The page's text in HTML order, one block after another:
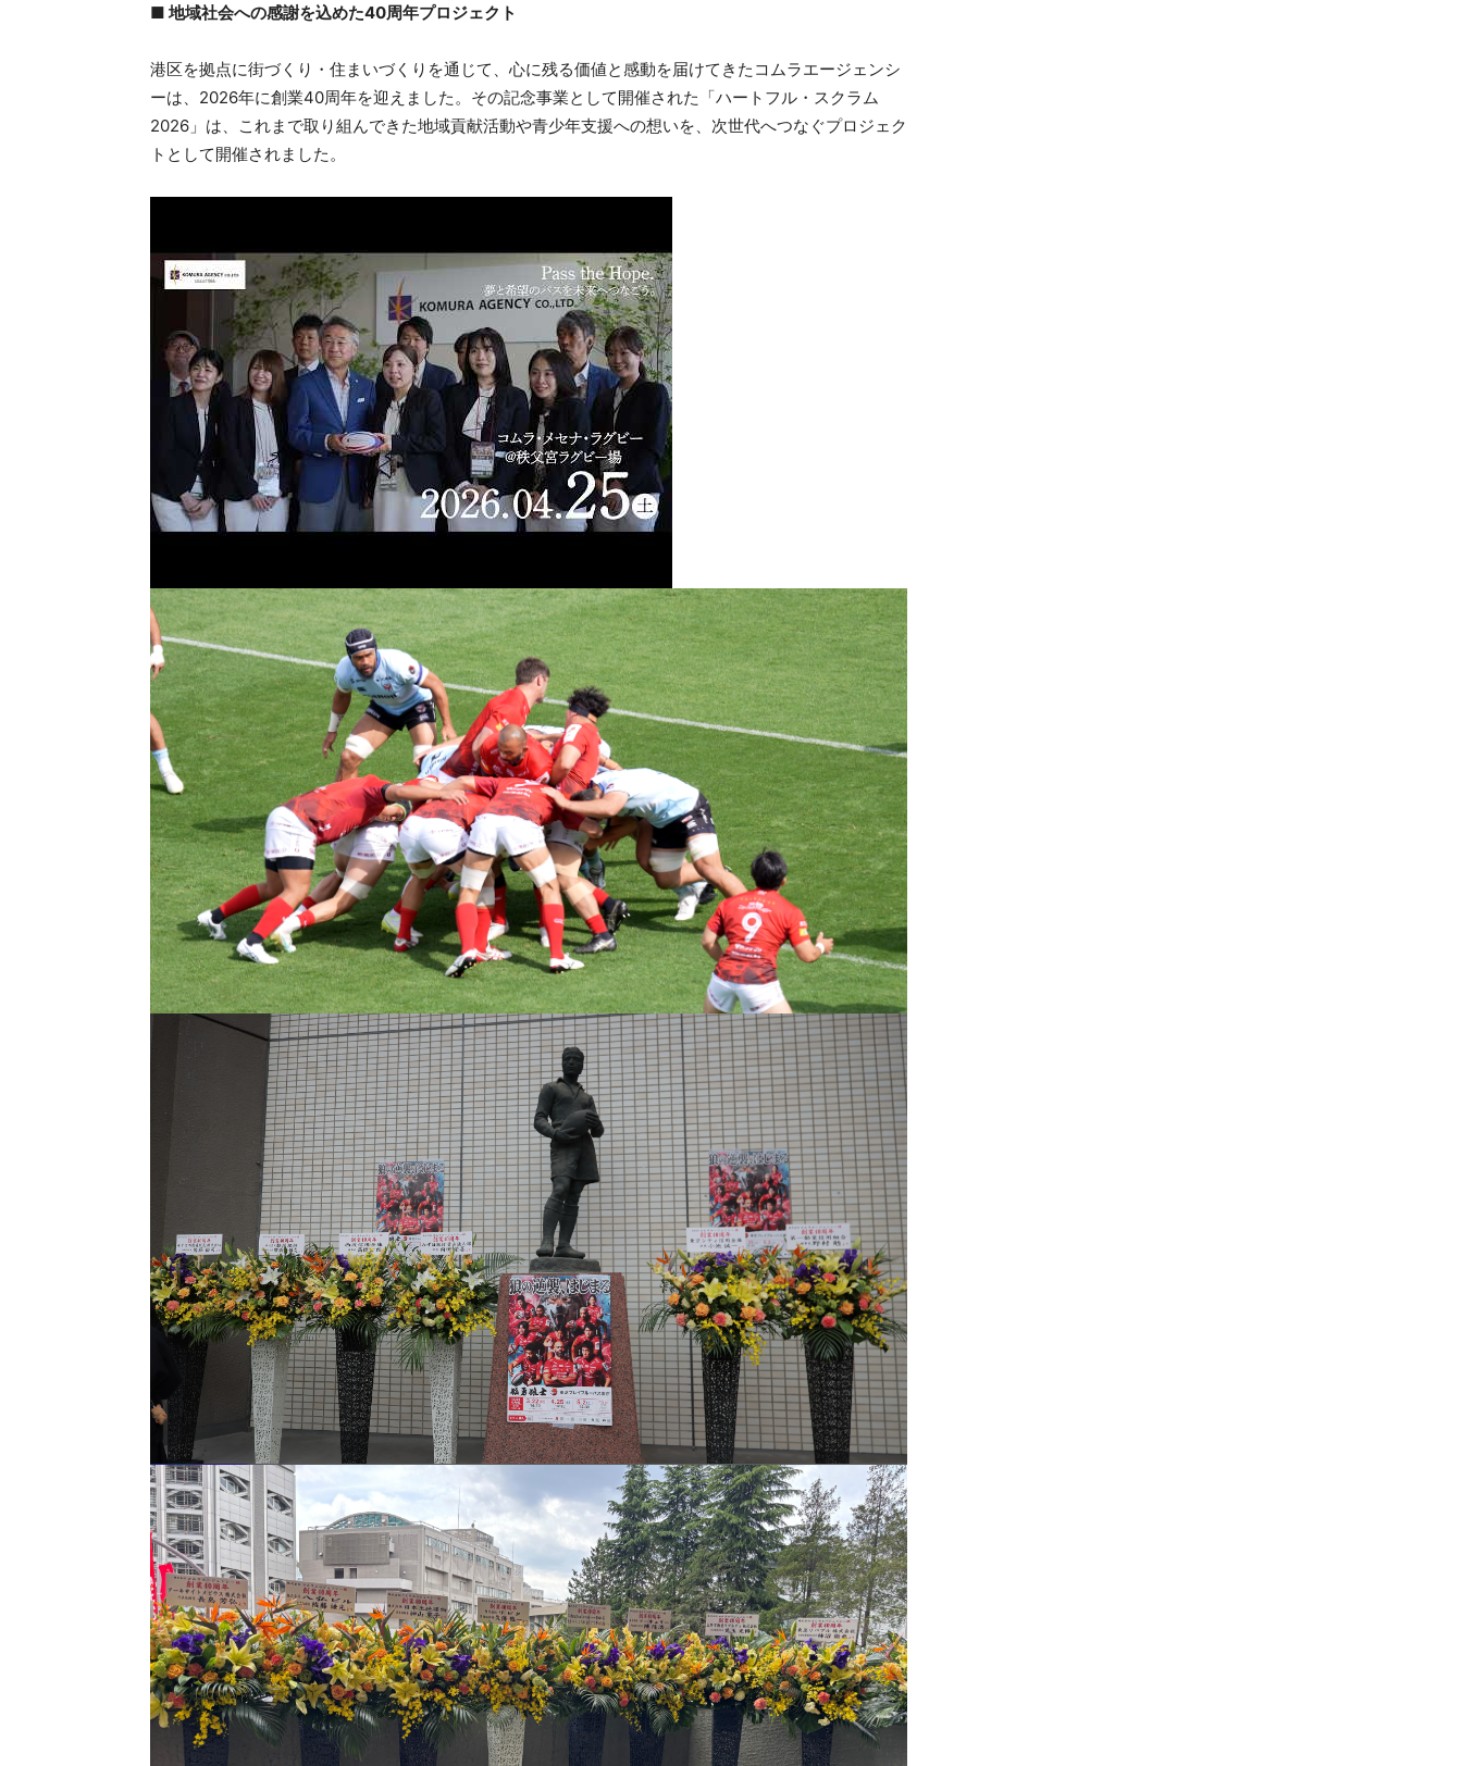
■ 地域社会への感謝を込めた40周年プロジェクト
港区を拠点に街づくり・住まいづくりを通じて、心に残る価値と感動を届けてきたコムラエージェンシ
ーは、2026年に創業40周年を迎えました。その記念事業として開催された「ハートフル・スクラム
2026」は、これまで取り組んできた地域貢献活動や青少年支援への想いを、次世代へつなぐプロジェク
トとして開催されました。